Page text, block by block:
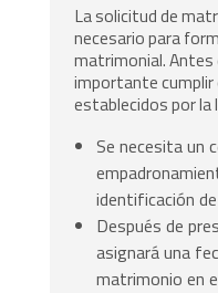
La solicitud de
necesario para
matrimonial.
importante
establecidos por la
Se necesita un
identificación
Después de
asignará una
matrimonio en